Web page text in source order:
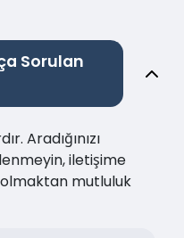
Sorulan
Aradığınızı
iletişime
olmaktan mutluluk